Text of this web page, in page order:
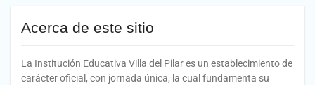
Acerca de este sitio
La Institución Educativa Villa del Pilar es un establecimiento de
carácter oficial, con jornada única, la cual fundamenta su